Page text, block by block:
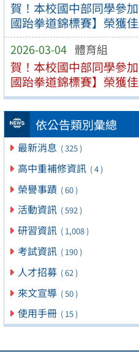
賀！本校國中部同學參
國跆拳道錦標賽】榮獲佳
2026-03-04 體育組
賀！本校國中部同學參
國跆拳道錦標賽】榮獲佳
依公告類別彙總
最新消息 ( 325 )
高中重補修資訊 ( 4 )
榮譽事蹟 ( 60 )
活動資訊 ( 592 )
研習資訊 ( 1,008 )
考試資訊 ( 190 )
人才招募 ( 62 )
來文宣導 ( 50 )
使用手冊 ( 15 )